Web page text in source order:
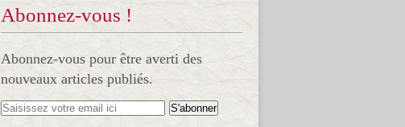
Abonnez-vous !
Abonnez-vous pour être averti des
nouveaux articles publiés.